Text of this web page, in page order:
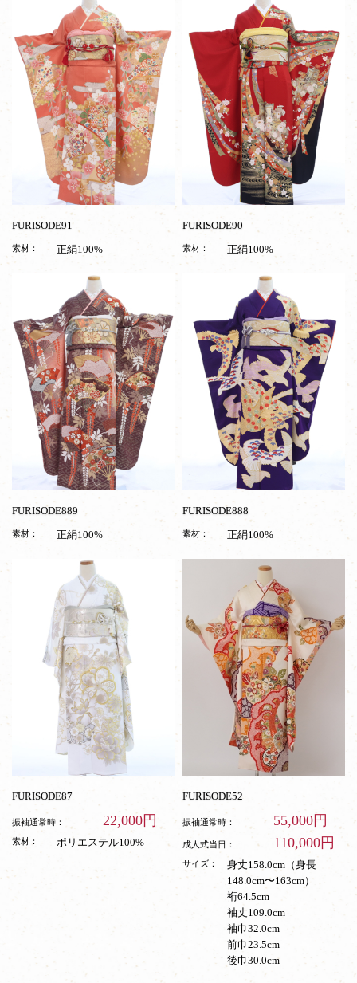
FURISODE91
素材： 正絹100%
FURISODE90
素材： 正絹100%
FURISODE889
素材： 正絹100%
FURISODE888
素材： 正絹100%
FURISODE87
振袖通常時： 22,000円
素材： ポリエステル100%
FURISODE52
振袖通常時： 55,000円
成人式当日： 110,000円
サイズ：
身丈158.0cm（身長
148.0cm〜163cm）
裄64.5cm
袖丈109.0cm
袖巾32.0cm
前巾23.5cm
後巾30.0cm